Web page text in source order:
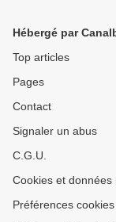
Hébergé par
Top articles
Pages
Contact
Signaler un abus
C.G.U.
Cookies et données
Préférences cookies